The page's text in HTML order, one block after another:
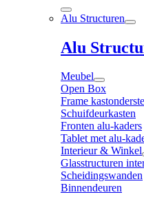
Alu Structuren
Alu
Meubel
Open Box
Frame
Schuifdeurkasten
Fronten alu-kaders
Tablet met alu-
Interieur & Winkel
Glasstructuren
Scheidingswanden
Binnendeuren